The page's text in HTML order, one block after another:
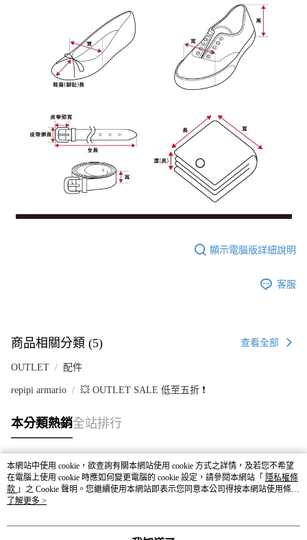
顯示電腦版詳細說明
客服
商品相關分類 (5) 查看全部
OUTLET 配件
repipi armario 💥 OUTLET SALE 低至五折 ❗
本分類熱銷全站排行
熱門標籤
本網站中使用 cookie，欲查詢有關本網站使用 cookie 方式之詳情，及若您不希望
在電腦上使用 cookie 時應如何變更電腦的 cookie 設定，請參閱本網站「 隱私權條
款 」之 Cookie 聲明。您繼續使用本網站即表示您同意本公司得按本網站使用條款
之 Cookie 聲明使用 cookie。
了解更多 >